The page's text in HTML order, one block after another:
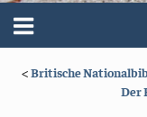
Menü
<Britische
Der